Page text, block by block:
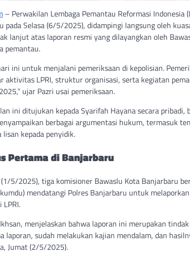
– Perwakilan Lembaga Pemantau Reformasi Indonesia
pada Selasa (6/5/2025), didampingi langsung oleh
lanjut atas laporan resmi yang dilayangkan oleh
pemantau.
ini untuk menjalani pemeriksaan di kepolisian.
aktivitas LPRI, struktur organisasi, serta kegiatan
ujar Pazri usai pemeriksaan.
ini ditujukan kepada Syarifah Hayana secara pribadi,
berbagai argumentasi hukum, termasuk
kepada penyidik.
Pertama di Banjarbaru
5/2025), tiga komisioner Bawaslu Kota Banjarbaru
mendatangi Polres Banjarbaru untuk
menjelaskan bahwa laporan ini merupakan
laporan, sudah melakukan kajian mendalam, dan
Jumat (2/5/2025).